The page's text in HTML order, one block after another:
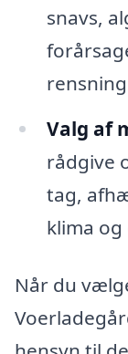
snavs,
Valg af
rådgive
tag,
klima
Når du